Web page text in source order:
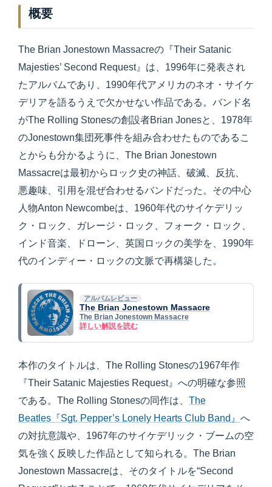
概要
The Brian Jonestown Massacreの『Their Satanic
Majesties’ Second Request』は、1996年に発表され
たアルバムであり、1990年代アメリカのネオ・サイケ
デリアを語るうえで欠かせない作品である。バンド名
がThe Rolling Stonesの創設者Brian Jonesと、1978年
のJonestown集団死事件を組み合わせたものであるこ
とからも分かるように、The Brian Jonestown
Massacreは最初からロック史の神話、破滅、反抗、
悪趣味、引用を混ぜ合わせるバンドだった。その中心
人物Anton Newcombeは、1960年代のサイケデリッ
ク・ロック、ガレージ・ロック、フォーク・ロック、
インド音楽、ドローン、英国ロックの美学を、1990年
代のインディー・ロックの文脈で再構築した。
アルバムレビュー
The Brian Jonestown Massacre
The Brian Jonestown Massacre
詳しい解説を読む
本作のタイトルは、The Rolling Stonesの1967年作
『Their Satanic Majesties Request』への明確な参照
である。The Rolling Stonesの同作は、 The
Beatles 『Sgt. Pepper’s Lonely Hearts Club Band』 へ
の対抗意識や、1967年のサイケデリック・ブームの空
気を強く反映した作品として知られる。The Brian
Jonestown Massacreは、そのタイトルを“Second